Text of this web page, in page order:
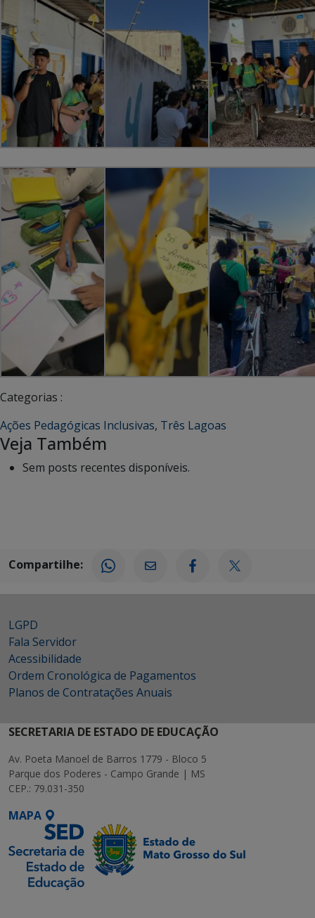
Categorias :
Ações Pedagógicas Inclusivas, Três Lagoas
Veja Também
Sem posts recentes disponíveis.
Compartilhe:
LGPD
Fala Servidor
Acessibilidade
Ordem Cronológica de Pagamentos
Planos de Contratações Anuais
SECRETARIA DE ESTADO DE EDUCAÇÃO
Av. Poeta Manoel de Barros 1779 - Bloco 5
Parque dos Poderes - Campo Grande | MS
CEP.: 79.031-350
MAPA